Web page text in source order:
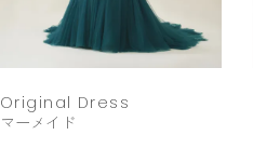
Original Dress
マーメイド